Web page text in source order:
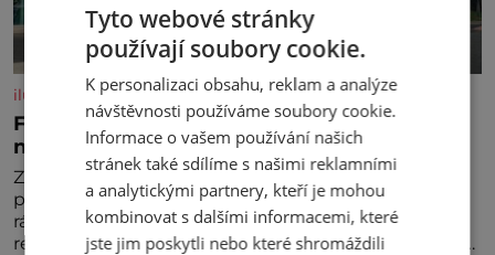
iluxus.cz
Ford dává český fotbal do pohybu. Stává se
novým partnerem FAČR
Značka Ford se od srpna 2026 stává novým
partnerem Fotbalové asociace České republiky. V
rámci tříleté spolupráce zajistí mobilitu asociace,
reprezentačních týmů i českého fotbalu v regionech.
Tyto webové stránky
používají soubory cookie.
K personalizaci obsahu, reklam a analýze
návštěvnosti používáme soubory cookie.
Informace o vašem používání našich
stránek také sdílíme s našimi reklamními
a analytickými partnery, kteří je mohou
kombinovat s dalšími informacemi, které
jste jim poskytli nebo které shromáždili